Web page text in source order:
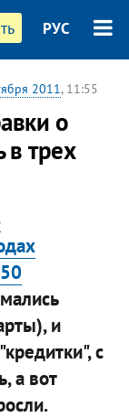
РУС
2011, 11:55
о
трех
и
с
а вот